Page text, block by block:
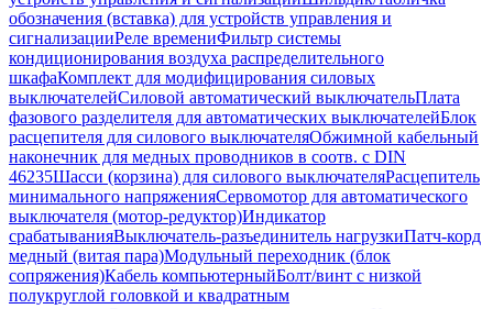
обозначения (вставка) для устройств управления и
сигнализацииРеле времениФильтр системы
кондиционирования воздуха распределительного
шкафаКомплект для модифицирования силовых
выключателейСиловой автоматический выключательПлата
фазового разделителя для автоматических выключателейБлок
расцепителя для силового выключателяОбжимной кабельный
наконечник для медных проводников в соотв. с DIN
46235Шасси (корзина) для силового выключателяРасцепитель
минимального напряженияСервомотор для автоматического
выключателя (мотор-редуктор)Индикатор
срабатыванияВыключатель-разъединитель нагрузкиПатч-корд
медный (витая пара)Модульный переходник (блок
сопряжения)Кабель компьютерныйБолт/винт с низкой
полукруглой головкой и квадратным